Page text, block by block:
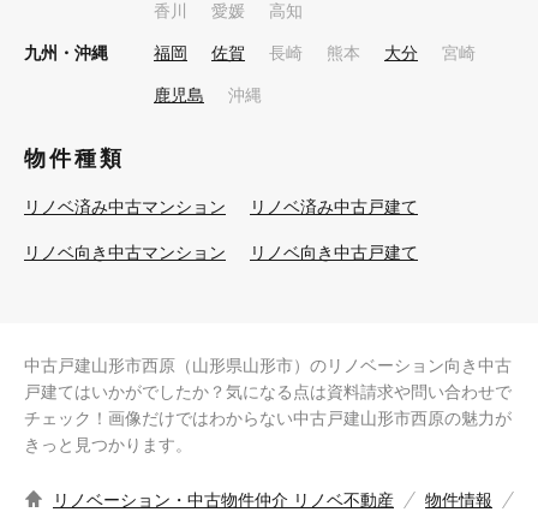
香川 愛媛 高知
九州・沖縄 福岡 佐賀 長崎 熊本 大分 宮崎
鹿児島 沖縄
物件種類
リノベ済み中古マンション リノベ済み中古戸建て
リノベ向き中古マンション リノベ向き中古戸建て
中古戸建山形市西原（山形県山形市）のリノベーション向き中古
戸建てはいかがでしたか？気になる点は資料請求や問い合わせで
チェック！画像だけではわからない中古戸建山形市西原の魅力が
きっと見つかります。
リノベーション・中古物件仲介 リノベ不動産 物件情報